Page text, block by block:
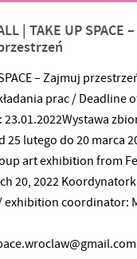
| TAKE UP SPACE –
– Zajmuj
prac / Deadline
23.01.2022Wystawa
25 lutego do 20 marca
art exhibition from
20, 2022
exhibition coordinator: